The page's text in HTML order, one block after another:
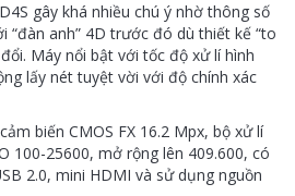
gây khá nhiều chú ý nhờ thông số
“đàn anh” 4D trước đó dù thiết kế “to
Máy nổi bật với tốc độ xử lí hình
lấy nét tuyệt vời với độ chính xác
biến CMOS FX 16.2 Mpx, bộ xử lí
100-25600, mở rộng lên 409.600, có
2.0, mini HDMI và sử dụng nguồn